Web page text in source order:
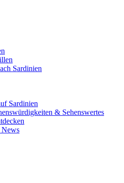
Sardinien
Sardinien
& Sehenswertes
News